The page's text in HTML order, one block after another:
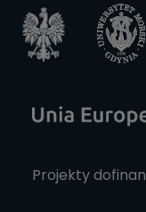
Projekty